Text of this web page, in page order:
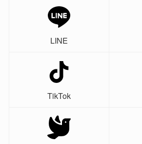
LINE
TikTok